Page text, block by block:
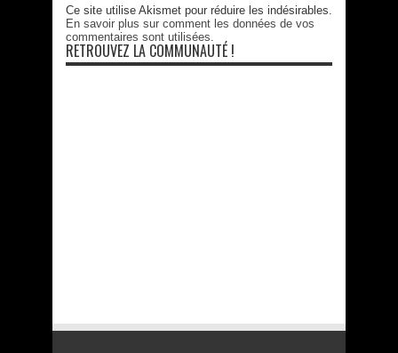
Ce site utilise Akismet pour réduire les indésirables.
En savoir plus sur comment les données de vos
commentaires sont utilisées
RETROUVEZ LA COMMUNAUTÉ !